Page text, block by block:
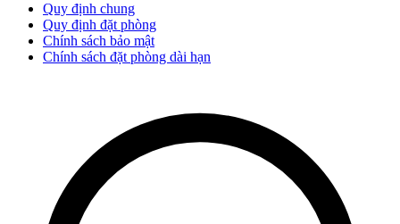
Quy định chung
Quy định đặt phòng
Chính sách bảo mật
Chính sách đặt phòng dài hạn